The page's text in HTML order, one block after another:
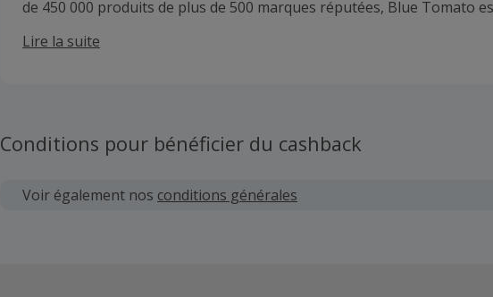
de 450 000 produits de plus de 500 marques réputées, Blue Tomato
boutique en ligne un large éventail d'équipements de surf, de
dernières tendances, Blue Tomato est LE magasin des personnes
du style !
Lire la suite
Conditions pour bénéficier du cashback
Voir également nos conditions générales